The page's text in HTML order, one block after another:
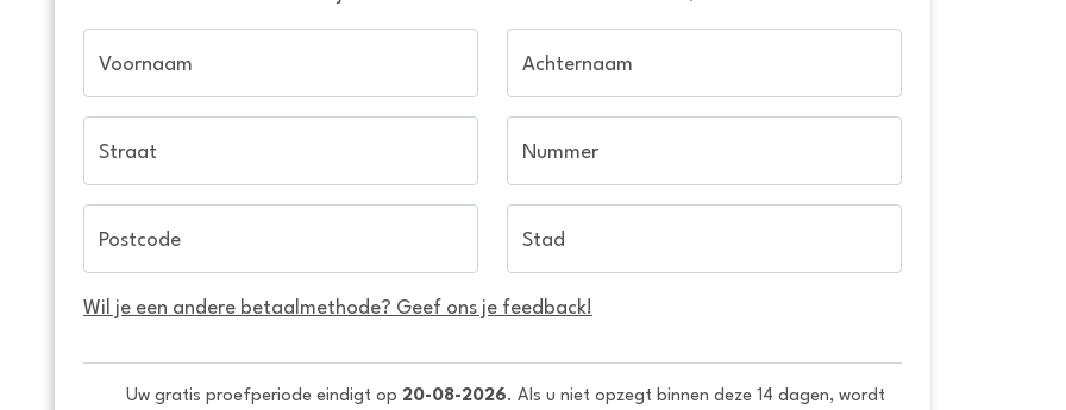
Voornaam Achternaam
Straat Nummer
Postcode Stad
Wil je een andere betaalmethode? Geef ons je feedback!
Uw gratis proefperiode eindigt op 20-08-2026. Als u niet opzegt binnen deze 14 dagen, wordt